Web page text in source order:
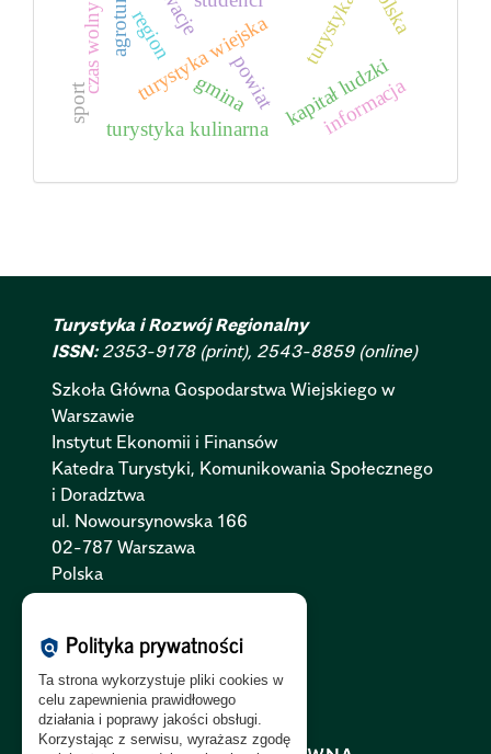
turystyka
turystyka wiejska
gmina
czas wolny kapitał ludzki
region
turystyka kulinarna informacja
sport powiat
Turystyka i Rozwój Regionalny
ISSN: 2353-9178 (print), 2543-8859 (online)
Szkoła Główna Gospodarstwa Wiejskiego w
Warszawie
Instytut Ekonomii i Finansów
Katedra Turystyki, Komunikowania Społecznego
i Doradztwa
ul. Nowoursynowska 166
02-787 Warszawa
Polska
Polityka Prywatności:PL
Polityka RODO:PL|EN
policy Polityka prywatności
Ta strona wykorzystuje pliki cookies w
celu zapewnienia prawidłowego
działania i poprawy jakości obsługi.
Korzystając z serwisu, wyrażasz zgodę